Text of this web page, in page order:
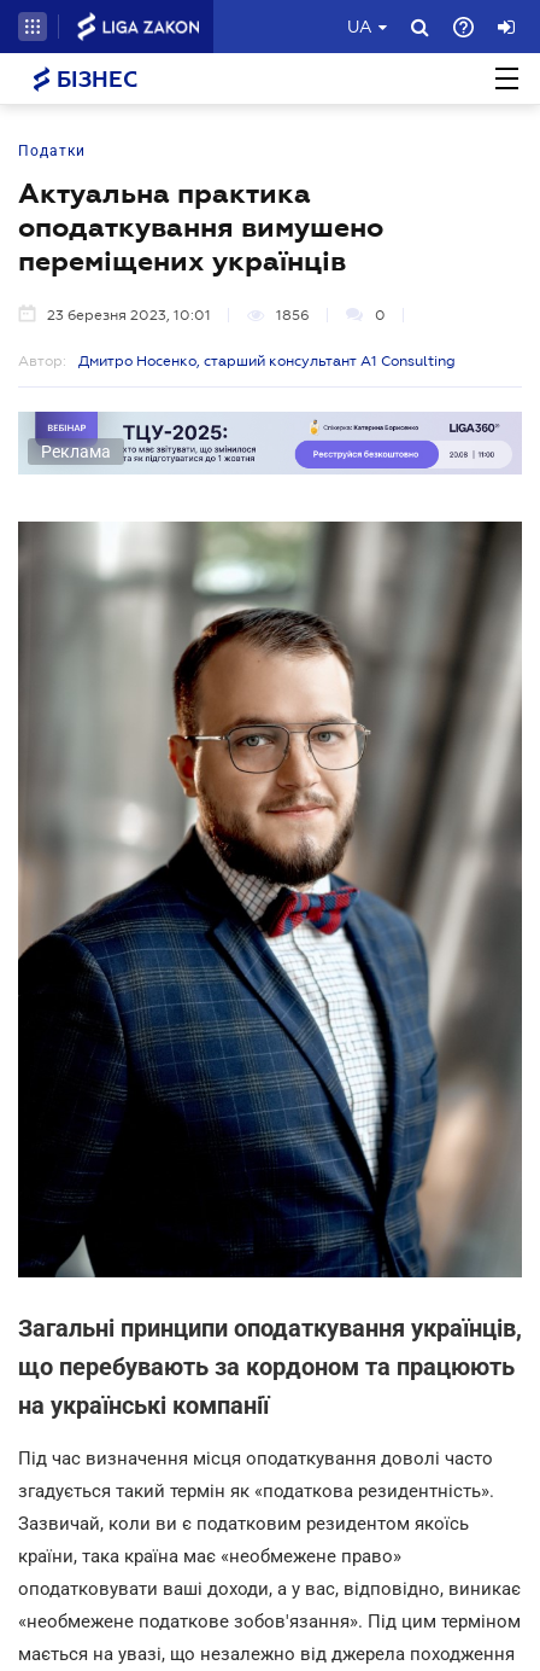
UA
БІЗНЕС
Податки
Актуальна практика
оподаткування вимушено
переміщених українців
23 березня 2023, 10:01 1856 0
Автор: Дмитро Носенко, старший консультант А1 Consulting
Реклама
Загальні принципи оподаткування українців,
що перебувають за кордоном та працюють
на українські компанії
Під час визначення місця оподаткування доволі часто
згадується такий термін як «податкова резидентність».
Зазвичай, коли ви є податковим резидентом якоїсь
країни, така країна має «необмежене право»
оподатковувати ваші доходи, а у вас, відповідно, виникає
«необмежене податкове зобов'язання». Під цим терміном
мається на увазі, що незалежно від джерела походження